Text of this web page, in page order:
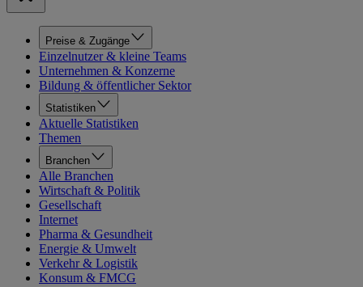
Preise & Zugänge
Einzelnutzer & kleine Teams
Unternehmen & Konzerne
Bildung & öffentlicher Sektor
Statistiken
Aktuelle Statistiken
Themen
Branchen
Alle Branchen
Wirtschaft & Politik
Gesellschaft
Internet
Pharma & Gesundheit
Energie & Umwelt
Verkehr & Logistik
Konsum & FMCG